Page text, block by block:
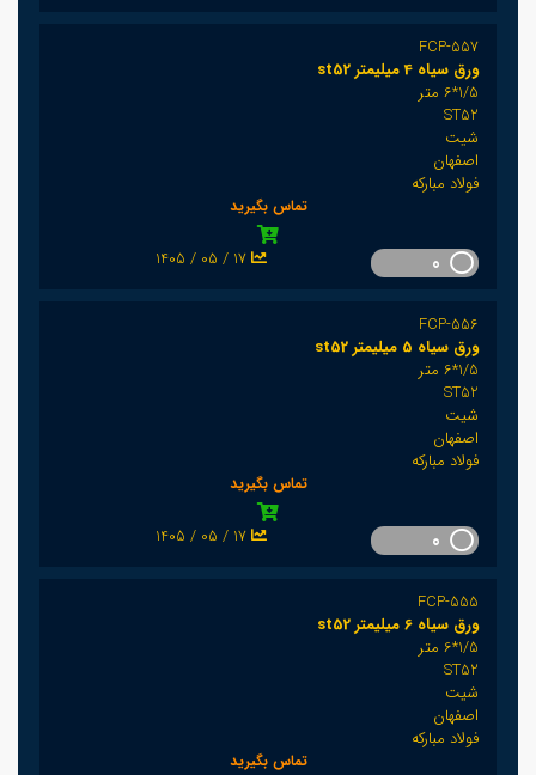
FCP-557
ورق سیاه 4 میلیمتر st52
1/5*6 متر
ST52
شیت
اصفهان
فولاد مبارکه
تماس بگیرید
1405 / 05 / 17
FCP-556
ورق سیاه 5 میلیمتر st52
1/5*6 متر
ST52
شیت
اصفهان
فولاد مبارکه
تماس بگیرید
1405 / 05 / 17
FCP-555
ورق سیاه 6 میلیمتر st52
1/5*6 متر
ST52
شیت
اصفهان
فولاد مبارکه
تماس بگیرید